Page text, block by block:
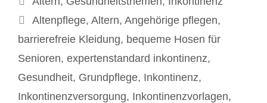
Schlagwörter
Altenpflege, Altern, Angehörige pflegen,
barrierefreie Kleidung, bequeme Hosen für
Senioren, expertenstandard inkontinenz,
Gesundheit, Grundpflege, Inkontinenz,
Inkontinenzversorgung, Inkontinenzvorlagen,